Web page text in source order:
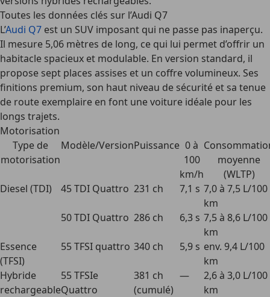
Toutes les données clés sur l’Audi Q7
L’Audi Q7 est un SUV imposant qui ne passe pas inaperçu.
Il mesure 5,06 mètres de long, ce qui lui permet d’offrir un
habitacle spacieux et modulable. En version standard, il
propose sept places assises et un coffre volumineux. Ses
finitions premium, son haut niveau de sécurité et sa tenue
de route exemplaire en font une voiture idéale pour les
longs trajets.
Motorisation
Type de
motorisation
Modèle/VersionPuissance 0 à
100
km/h
moyenne
(WLTP)
Diesel (TDI)
45 TDI Quattro 231 ch 7,1 s 7,0 à 7,5 L/100
km
50 TDI Quattro 286 ch 6,3 s 7,5 à 8,6 L/100
km
Essence
(TFSI)
55 TFSI quattro 340 ch 5,9 s env. 9,4 L/100
km
Hybride
rechargeable
55 TFSIe
Quattro
381 ch
(cumulé)
—
2,6 à 3,0 L/100
km